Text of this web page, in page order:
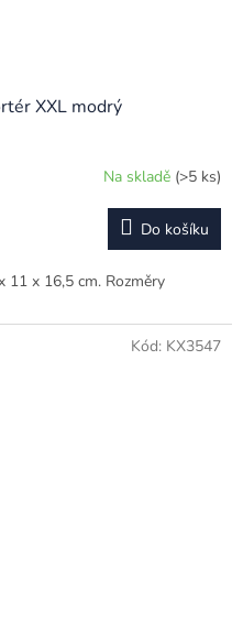
XXL modrý
Na skladě (>5 ks)
Do košíku
11 x 16,5 cm. Rozměry
Kód: KX3547